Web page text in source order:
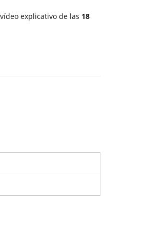
vídeo explicativo de las 18